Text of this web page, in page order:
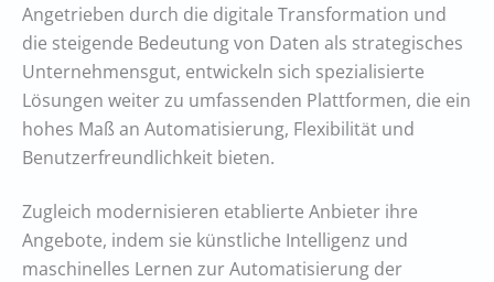
Angetrieben durch die digitale Transformation und
die steigende Bedeutung von Daten als strategisches
Unternehmensgut, entwickeln sich spezialisierte
Lösungen weiter zu umfassenden Plattformen, die ein
hohes Maß an Automatisierung, Flexibilität und
Benutzerfreundlichkeit bieten.
Zugleich modernisieren etablierte Anbieter ihre
Angebote, indem sie künstliche Intelligenz und
maschinelles Lernen zur Automatisierung der